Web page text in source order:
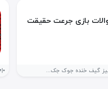
بازی جرعت حقیقت
گیف خنده جوک جک...